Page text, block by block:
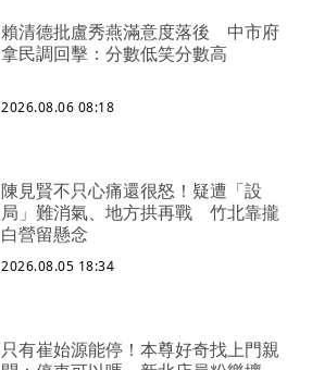
賴清德批盧秀燕滿意度落後 中市府
拿民調回擊：分數低笑分數高
2026.08.06 08:18
陳見賢不只心痛還很怒！疑遭「設
局」難消氣、地方拱再戰 竹北靠攏
白營留懸念
2026.08.05 18:34
只有崔始源能停！本尊好奇找上門親